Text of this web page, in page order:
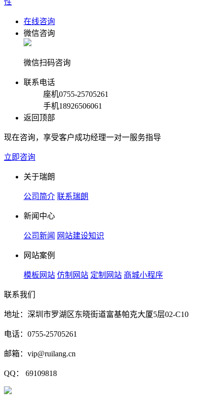
性
在线咨询
微信咨询
微信扫码咨询
联系电话
座机0755-25705261
手机18926506061
返回顶部
现在咨询，享受客户成功经理一对一服务指导
立即咨询
关于瑞朗
公司简介 联系瑞朗
新闻中心
公司新闻 网站建设知识
网站案例
模板网站 仿制网站 定制网站 商城小程序
联系我们
地址：深圳市罗湖区东晓街道富基帕克大厦5层02-C10
电话：0755-25705261
邮箱：vip@ruilang.cn
QQ： 69109818